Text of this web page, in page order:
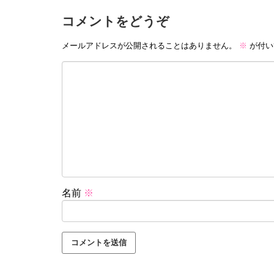
コメントをどうぞ
メールアドレスが公開されることはありません。 ※ が付
名前 ※